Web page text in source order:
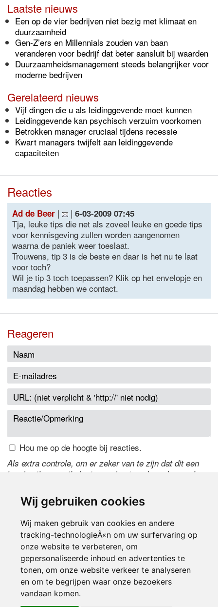
Wij gebruiken cookies
Wij maken gebruik van cookies en andere
tracking-technologieÃ«n om uw surfervaring op
onze website te verbeteren, om
gepersonaliseerde inhoud en advertenties te
tonen, om onze website verkeer te analyseren
en om te begrijpen waar onze bezoekers
vandaan komen.
Laatste nieuws
Een op de vier bedrijven niet bezig met klimaat en
duurzaamheid
Gen-Z’ers en Millennials zouden van baan
veranderen voor bedrijf dat beter aansluit bij waarden
Duurzaamheidsmanagement steeds belangrijker voor
moderne bedrijven
Gerelateerd nieuws
Vijf dingen die u als leidinggevende moet kunnen
Leidinggevende kan psychisch verzuim voorkomen
Betrokken manager cruciaal tijdens recessie
Kwart managers twijfelt aan leidinggevende
capaciteiten
Reacties
Ad de Beer | | 6-03-2009 07:45
Tja, leuke tips die net als zoveel leuke en goede tips
voor kennisgeving zullen worden aangenomen
waarna de paniek weer toeslaat.
Trouwens, tip 3 is de beste en daar is het nu te laat
voor toch?
Wil je tip 3 toch toepassen? Klik op het envelopje en
maandag hebben we contact.
Reageren
Hou me op de hoogte bij reacties.
Als extra controle, om er zeker van te zijn dat dit een
handmatige reactie is, typ onderstaande code over in
de code te wijzigen.